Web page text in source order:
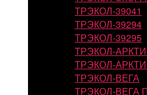
ТРЭКОЛ-39041
ТРЭКОЛ-39294
ТРЭКОЛ-39295
ТРЭКОЛ-
ТРЭКОЛ-
ТРЭКОЛ-ВЕГА
ТРЭКОЛ-ВЕГА